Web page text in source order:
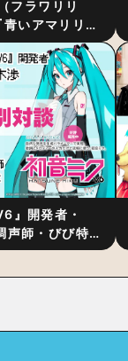
ラワリリ
いアマリリ
ス！1stアルバ
』開発者・
声師・びび特
な歌声表現の